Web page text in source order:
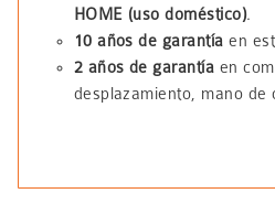
HOME (uso doméstico).
10 años de garantía en
2 años de garantía en
desplazamiento, mano de